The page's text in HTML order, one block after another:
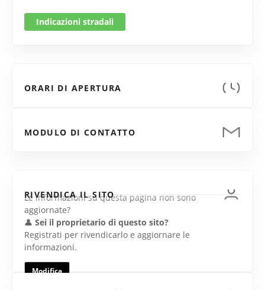
Indicazioni stradali
ORARI DI APERTURA
MODULO DI CONTATTO
RIVENDICA IL SITO
Le informazioni su questa pagina non sono
aggiornate?
👤 Sei il proprietario di questo sito?
Registrati per rivendicarlo e aggiornare le
informazioni.
Modifica